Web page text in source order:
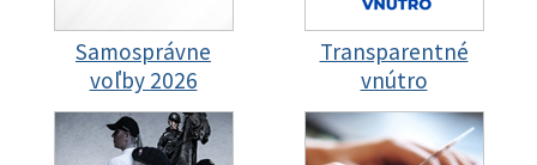
Samosprávne
voľby 2026
Transparentné
vnútro